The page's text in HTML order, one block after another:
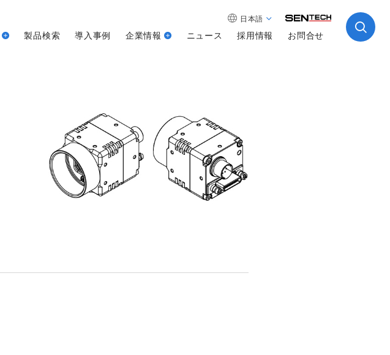
日本語
製品検索 導入事例 企業情報 ニュース 採用情報 お問合せ